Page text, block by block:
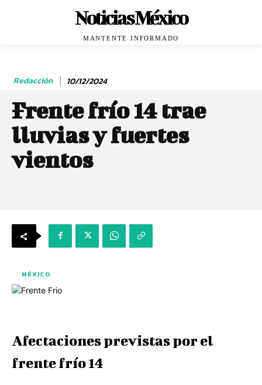
Noticias México
MANTENTE INFORMADO
Redacción 10/12/2024
Frente frío 14 trae
lluvias y fuertes
vientos
MÉXICO
Afectaciones previstas por el
frente frío 14